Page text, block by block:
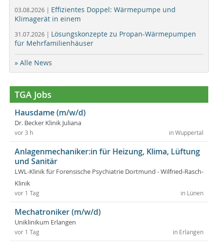
03.08.2026 | Effizientes Doppel: Wärmepumpe und
Klimagerät in einem
31.07.2026 | Lösungskonzepte zu Propan-Wärmepumpen
für Mehrfamilienhäuser
» Alle News
TGA Jobs
Hausdame (m/w/d)
Dr. Becker Klinik Juliana
in Wuppertal
vor 3 h
Anlagenmechaniker:in für Heizung, Klima, Lüftung
und Sanitär
LWL-Klinik für Forensische Psychiatrie Dortmund - Wilfried-Rasch-
Klinik
in Lünen
vor 1 Tag
Mechatroniker (m/w/d)
Uniklinikum Erlangen
in Erlangen
vor 1 Tag